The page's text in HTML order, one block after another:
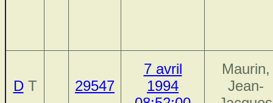
DT 29547
7 avril
1994
Maurin,
Jean-